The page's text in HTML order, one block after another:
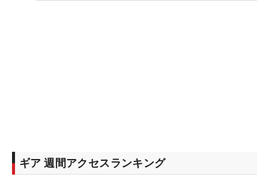
ギア 週間アクセスランキング